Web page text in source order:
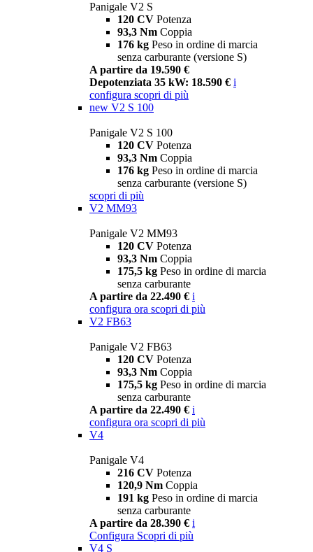
Panigale V2 S
120 CV Potenza
93,3 Nm Coppia
176 kg Peso in ordine di marcia
senza carburante (versione S)
A partire da 19.590 €
Depotenziata 35 kW: 18.590 € i
configura scopri di più
new V2 S 100
Panigale V2 S 100
120 CV Potenza
93,3 Nm Coppia
176 kg Peso in ordine di marcia
senza carburante (versione S)
scopri di più
V2 MM93
Panigale V2 MM93
120 CV Potenza
93,3 Nm Coppia
175,5 kg Peso in ordine di marcia
senza carburante
A partire da 22.490 € i
configura ora scopri di più
V2 FB63
Panigale V2 FB63
120 CV Potenza
93,3 Nm Coppia
175,5 kg Peso in ordine di marcia
senza carburante
A partire da 22.490 € i
configura ora scopri di più
V4
Panigale V4
216 CV Potenza
120,9 Nm Coppia
191 kg Peso in ordine di marcia
senza carburante
A partire da 28.390 € i
Configura Scopri di più
V4 S